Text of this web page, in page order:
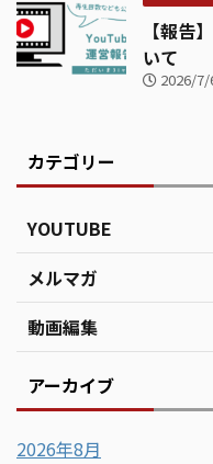
【報告
いて
2026/7/
カテゴリー
YOUTUBE
メルマガ
動画編集
アーカイブ
2026年8月